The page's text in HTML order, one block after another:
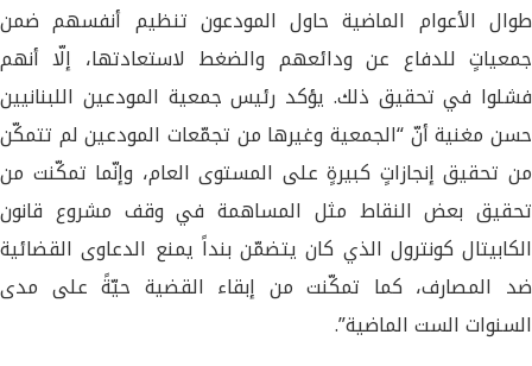
طوال الأعوام الماضية حاول المودعون تنظيم أنفسهم ضمن
جمعياتٍ للدفاع عن ودائعهم والضغط لاستعادتها، إلّا أنهم
فشلوا في تحقيق ذلك. يؤكد رئيس جمعية المودعين اللبنانيين
حسن مغنية أنّ “الجمعية وغيرها من تجمّعات المودعين لم تتمكّن
من تحقيق إنجازاتٍ كبيرةٍ على المستوى العام، وإنّما تمكّنت من
تحقيق بعض النقاط مثل المساهمة في وقف مشروع قانون
الكابيتال كونترول الذي كان يتضمّن بنداً يمنع الدعاوى القضائية
ضد المصارف، كما تمكّنت من إبقاء القضية حيّةً على مدى
السنوات الست الماضية”.